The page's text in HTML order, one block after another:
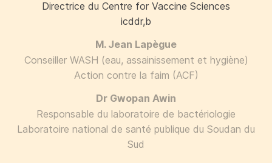
Directrice du Centre for Vaccine Sciences
icddr,b
M. Jean Lapègue
Conseiller WASH (eau, assainissement et hygiène)
Action contre la faim (ACF)
Dr Gwopan Awin
Responsable du laboratoire de bactériologie
Laboratoire national de santé publique du Soudan du
Sud